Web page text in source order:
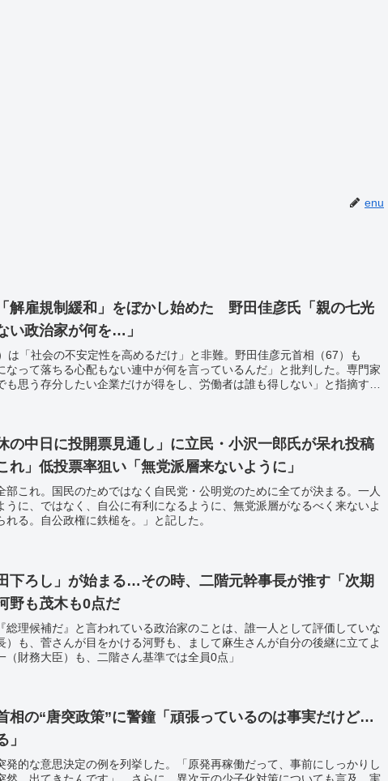
enu
解雇規制緩和」をぼかし始めた 野田佳彦氏「親の七光
い政治家が何を…」
は「社会の不安定性を高めるだけ」と非難。野田佳彦元首相（67）も
なって落ちる心配もない連中が何を言っているんだ」と批判した。専門家
も思う存分したい企業だけが得をし、労働者は誰も得しない」と指摘す
の中日に投開票見通し」に立民・小沢一郎氏が呆れ投稿
れ」低投票率狙い「無党派層来ないように」
部これ。国民のためではなく自民党・公明党のために全てが決まる。一人
うに、ではなく、自公に有利になるように、無党派層がなるべく来ないよ
れる。自公政権に鉄槌を。」と記した。
下ろし」が始まる…その時、二階元幹事長が推す「次期
も茂木も0点だ
総理候補だ』と言われている政治家のことは、誰一人として評価していな
）も、菅さんが目をかける河野も、まして麻生さんが自分の後継に立てよ
（財務大臣）も、二階さん基準では全員0点」
の“唐突政策”に警鐘「頑張っているのは事実だけど…
」
発的な意思決定の例を列挙した。「原発再稼働だって、事前にしっかりし